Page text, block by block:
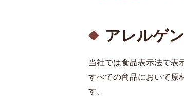
アレルゲ
当社では⾷品表⽰法で表
すべての商品において原
す。